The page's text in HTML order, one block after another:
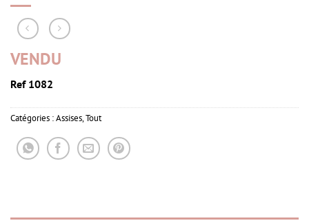
VENDU
Ref 1082
Catégories :Assises,Tout